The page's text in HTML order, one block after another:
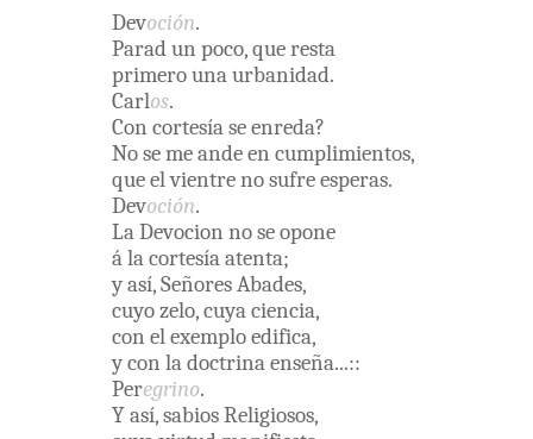
Devoción.
Paradun poco,queresta
primerounaurbanidad.
Carlos.
Con cortesíaseenreda?
Nosemeandeen cumplimientos,
queelvientrenosufreesperas.
Devoción.
LaDevocion noseopone
álacortesíaatenta;
yasí,SeñoresAbades,
cuyozelo,cuyaciencia,
con elexemploedifica,
ycon ladoctrinaenseña...::
Peregrino.
Yasí,sabiosReligiosos,